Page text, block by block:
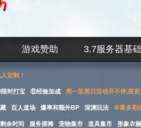
游戏赞助 3.7服务器基
定制！
时打宝 ⑥经验加成 周一至周日活动开不停,夜夜
百人道场 爆率和额外BP 深渊玩法 丰富多彩
余时间 服务摆摊 宠物集市 道具集市 形象衣橱